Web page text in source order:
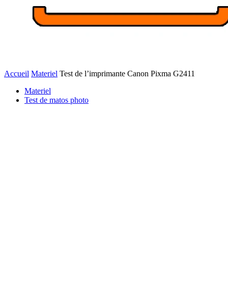
Accueil Materiel Test de l’imprimante Canon Pixma G2411
Materiel
Test de matos photo